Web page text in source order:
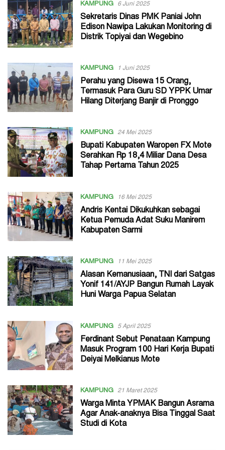
KAMPUNG 6 Juni 2025
Sekretaris Dinas PMK Paniai John
Edison Nawipa Lakukan Monitoring di
Distrik Topiyai dan Wegebino
KAMPUNG 1 Juni 2025
Perahu yang Disewa 15 Orang,
Termasuk Para Guru SD YPPK Umar
Hilang Diterjang Banjir di Pronggo
KAMPUNG 24 Mei 2025
Bupati Kabupaten Waropen FX Mote
Serahkan Rp 18,4 Miliar Dana Desa
Tahap Pertama Tahun 2025
KAMPUNG 16 Mei 2025
Andris Kentai Dikukuhkan sebagai
Ketua Pemuda Adat Suku Manirem
Kabupaten Sarmi
KAMPUNG 11 Mei 2025
Alasan Kemanusiaan, TNI dari Satgas
Yonif 141/AYJP Bangun Rumah Layak
Huni Warga Papua Selatan
KAMPUNG 5 April 2025
Ferdinant Sebut Penataan Kampung
Masuk Program 100 Hari Kerja Bupati
Deiyai Melkianus Mote
KAMPUNG 21 Maret 2025
Warga Minta YPMAK Bangun Asrama
Agar Anak-anaknya Bisa Tinggal Saat
Studi di Kota